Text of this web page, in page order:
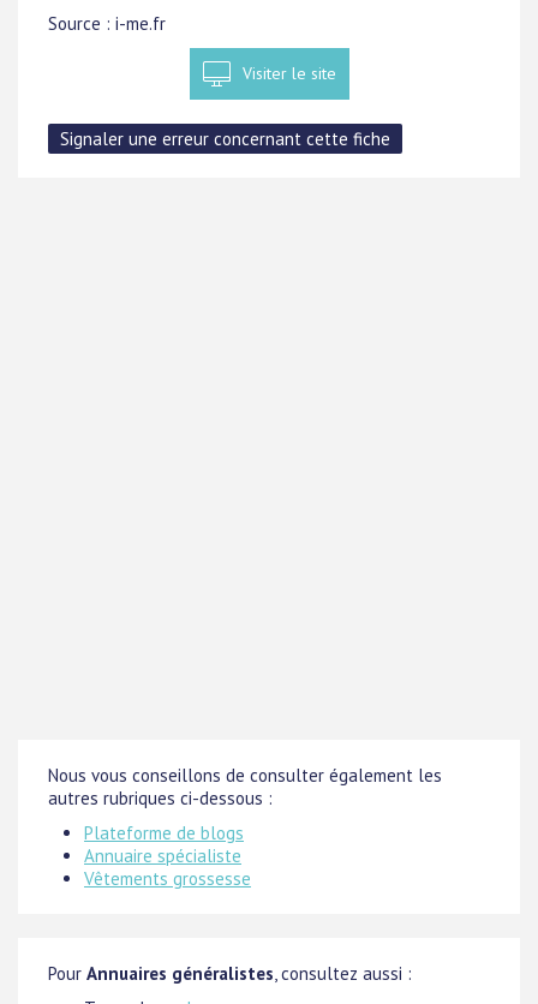
Source : i-me.fr
Visiter le site
Nous vous conseillons de consulter également les
autres rubriques ci-dessous :
Plateforme de blogs
Annuaire spécialiste
Vêtements grossesse
Pour Annuaires généralistes, consultez aussi :